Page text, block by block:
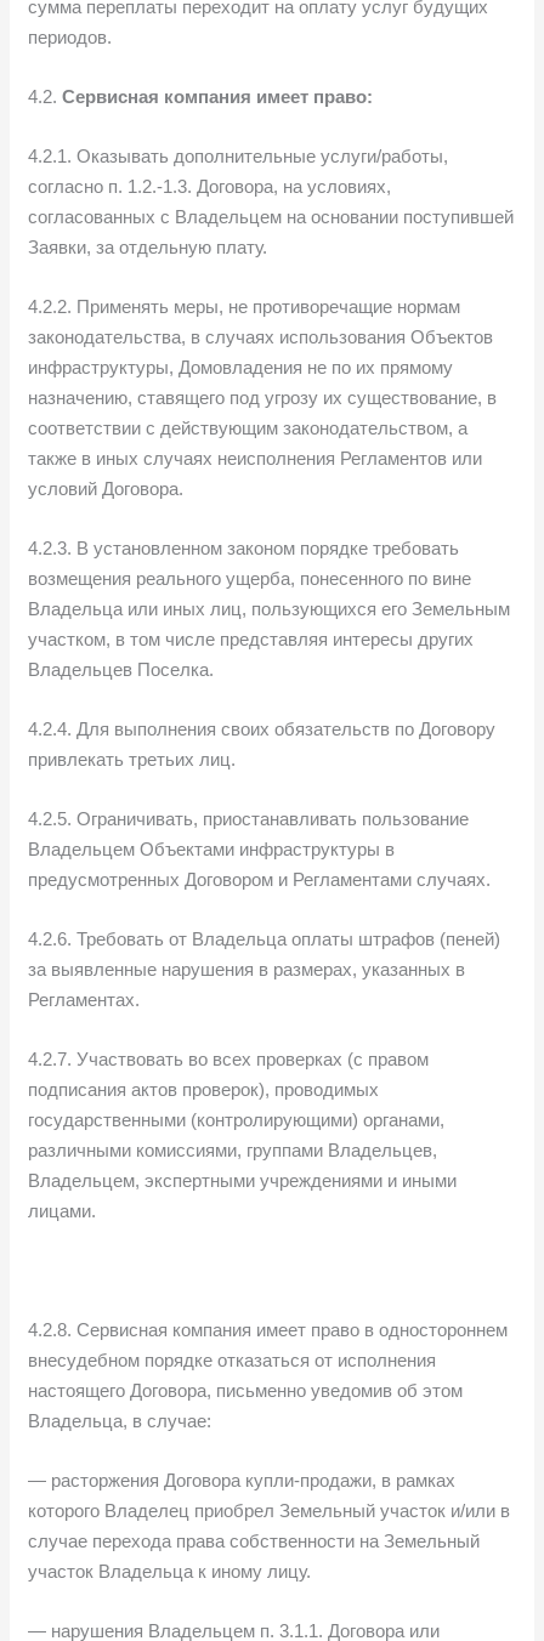
сумма переплаты переходит на оплату услуг будущих
периодов.
4.2.Сервисная компания имеет право:
4.2.1. Оказывать дополнительные услуги/работы,
согласно п. 1.2.-1.3. Договора, на условиях,
согласованных с Владельцем на основании поступившей
Заявки, за отдельную плату.
4.2.2. Применять меры, не противоречащие нормам
законодательства, в случаях использования Объектов
инфраструктуры, Домовладения не по их прямому
назначению, ставящего под угрозу их существование, в
соответствии с действующим законодательством, а
также в иных случаях неисполнения Регламентов или
условий Договора.
4.2.3. В установленном законом порядке требовать
возмещения реального ущерба, понесенного по вине
Владельца или иных лиц, пользующихся его Земельным
участком, в том числе представляя интересы других
Владельцев Поселка.
4.2.4. Для выполнения своих обязательств по Договору
привлекать третьих лиц.
4.2.5. Ограничивать, приостанавливать пользование
Владельцем Объектами инфраструктуры в
предусмотренных Договором и Регламентами случаях.
4.2.6. Требовать от Владельца оплаты штрафов (пеней)
за выявленные нарушения в размерах, указанных в
Регламентах.
4.2.7. Участвовать во всех проверках (с правом
подписания актов проверок), проводимых
государственными (контролирующими) органами,
различными комиссиями, группами Владельцев,
Владельцем, экспертными учреждениями и иными
лицами.
4.2.8. Сервисная компания имеет право в одностороннем
внесудебном порядке отказаться от исполнения
настоящего Договора, письменно уведомив об этом
Владельца, в случае:
— расторжения Договора купли-продажи, в рамках
которого Владелец приобрел Земельный участок и/или в
случае перехода права собственности на Земельный
участок Владельца к иному лицу.
— нарушения Владельцем п. 3.1.1. Договора или